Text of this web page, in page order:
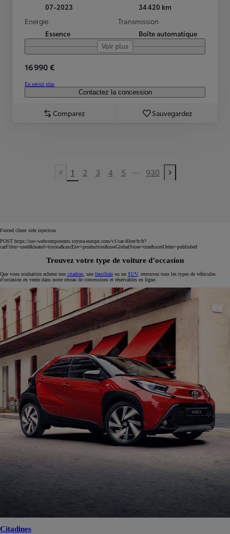
07-2023
34 420 km
Energie
Essence
Transmission
Boîte automatique
Voir plus
16 990 €
En savoir plus
Contactez la concession
Comparez Sauvegardez
Previous page
1 2 3 4 5 ... 930
Next page
Forced client side injection
POST https://usc-webcomponents.toyota-europe.com/v1/car-filter/fr/fr?
carFilter=used&brand=toyota&uscEnv=production&useGlobalStore=true&sortOrder=published
Trouvez votre type de voiture d’occasion
Que vous souhaitiez acheter une citadine , une familiale ou un SUV, retrouvez tous les types de véhicules
d’occasion en vente dans notre réseau de concessions et réservables en ligne.
Citadines